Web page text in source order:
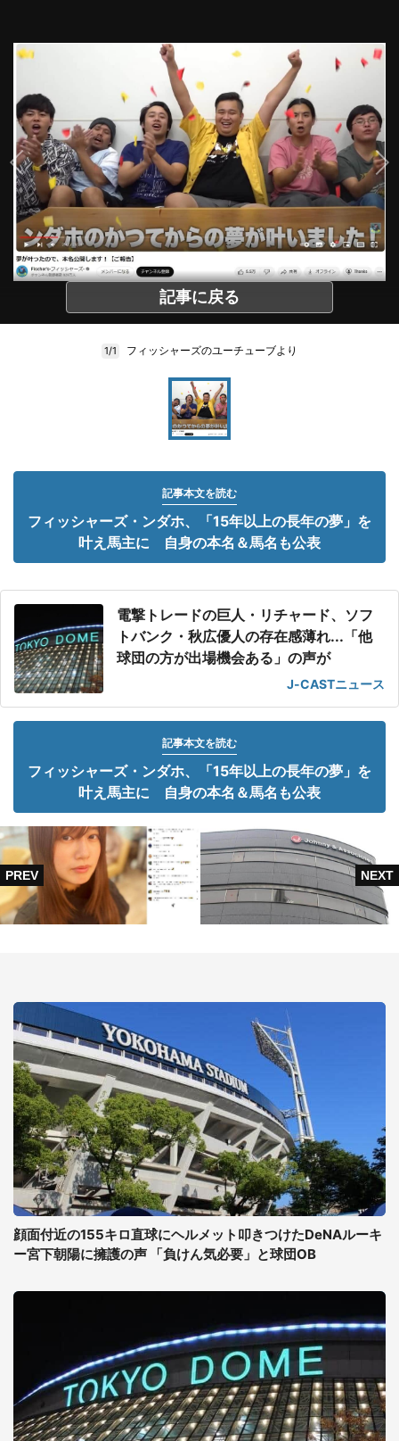
記事に戻る
1/1 フィッシャーズのユーチューブより
記事本文を読む
フィッシャーズ・ンダホ、「15年以上の長年の夢」を
叶え馬主に 自身の本名＆馬名も公表
電撃トレードの巨人・リチャード、ソフ
トバンク・秋広優人の存在感薄れ...「他
球団の方が出場機会ある」の声が
J-CASTニュース
記事本文を読む
フィッシャーズ・ンダホ、「15年以上の長年の夢」を
叶え馬主に 自身の本名＆馬名も公表
顔面付近の155キロ直球にヘルメット叩きつけたDeNAルーキ
ー宮下朝陽に擁護の声 「負けん気必要」と球団OB